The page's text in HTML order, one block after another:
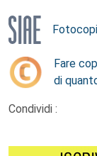
Fare
di
Condividi :